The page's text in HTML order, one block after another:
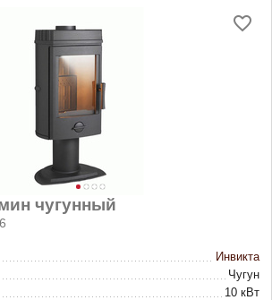
чугунный
Инвикта
Чугун
10 кВт